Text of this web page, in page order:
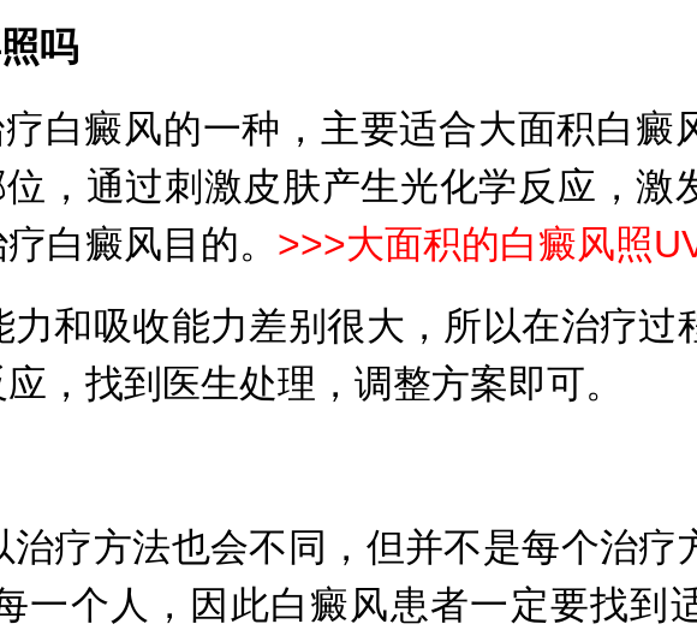
吗
癜风的一种，主要适合大面积白癜
，通过刺激皮肤产生光化学反应，激
白癜风目的。 >>>大面积的白癜风照
吸收能力差别很大，所以在治疗过
，找到医生处理，调整方案即可。
方法也会不同，但并不是每个治疗
一个人，因此白癜风患者一定要找到